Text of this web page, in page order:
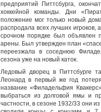
предприятий Питтсбурга,
хоккейной команды. Дни
положение мог только новый
распродала всех лучших игроков,
срочном порядке был объявлен
арены. Был утвержден план
переезжала в соседнюю
сезона уже на новый каток.
Ледовый дворец в Питтсбурге
Леонард в первый же год
название «Филадельфия
выбраться из долговой ямы и
частности, в сезоне 1932/33 они